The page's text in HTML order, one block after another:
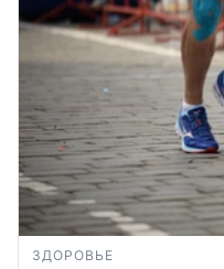
ЗДОРОВЬЕ